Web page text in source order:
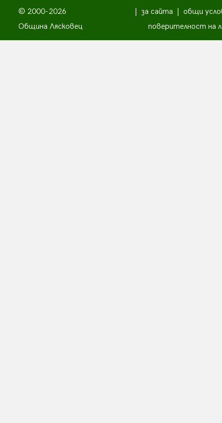
© 2000-2026
Община Лясковец
за сайта
общи
поверителност на